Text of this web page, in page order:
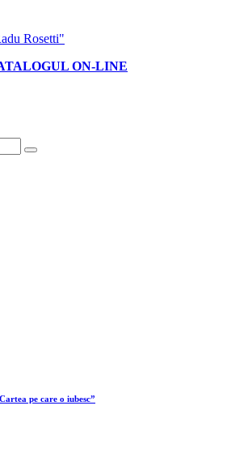
Rosetti"
ON-LINE
pe care o iubesc”